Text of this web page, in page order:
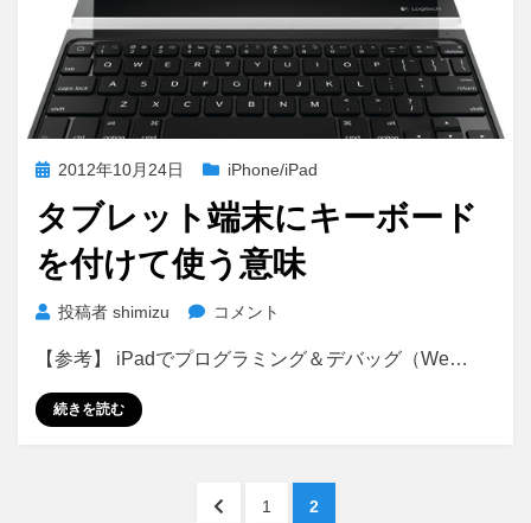
投
日:
2012年10月24日 iPhone/iPad
タブレット端末にキーボード
を付けて使う意味
投稿者 shimizu
タ
レ
コメント
【参考】 iPadでプログラミング＆デバッグ（We…
続きを読む
前
ペ1
ペ
2